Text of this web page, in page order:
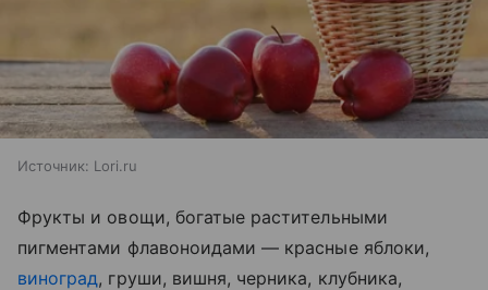
Источник: Lori.ru
Фрукты и овощи, богатые растительными
пигментами флавоноидами — красные яблоки,
виноград, груши, вишня, черника, клубника,